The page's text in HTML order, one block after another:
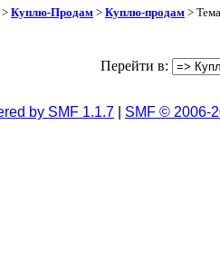
> Куплю-Продам > Куплю-продам >
Перейти в:
by SMF 1.1.7 SMF © 2006-